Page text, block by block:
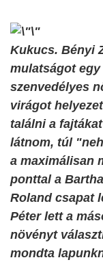
Kukucs. Bényi
mulatságot
szenvedélyes
virágot
találni a
látnom, túl
a maximálisan
ponttal a
Roland csapat
Péter lett a
növényt
mondta